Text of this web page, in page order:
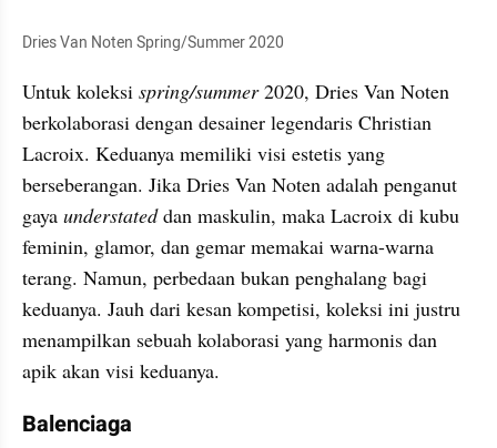
Dries Van Noten Spring/Summer 2020
Untuk koleksi spring/summer 2020, Dries Van Noten
berkolaborasi dengan desainer legendaris Christian
Lacroix. Keduanya memiliki visi estetis yang
berseberangan. Jika Dries Van Noten adalah penganut
gaya understated dan maskulin, maka Lacroix di kubu
feminin, glamor, dan gemar memakai warna-warna
terang. Namun, perbedaan bukan penghalang bagi
keduanya. Jauh dari kesan kompetisi, koleksi ini justru
menampilkan sebuah kolaborasi yang harmonis dan
apik akan visi keduanya.
Balenciaga